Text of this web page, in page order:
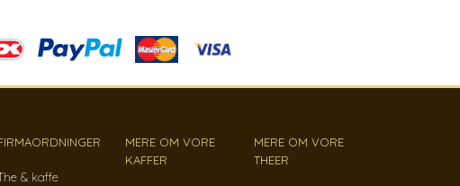
& kaffe
MERE OM VORE
KAFFER
MERE OM VORE
THEER